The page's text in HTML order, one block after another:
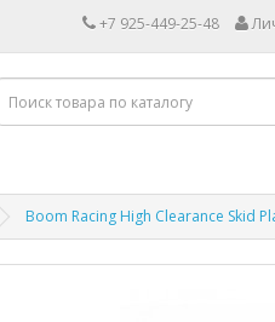
+7 925-449-25-48
Boom Racing High Clearance Skid